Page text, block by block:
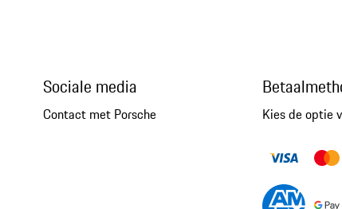
Sociale media
Contact met Porsche Kies de optie